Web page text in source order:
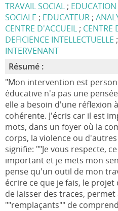
TRAVAIL SOCIAL; EDUCATION
SOCIALE ; EDUCATEUR;
CENTRE D'ACCUEIL; CENTRE
DEFICIENCE INTELLECTUELLE ;
INTERVENANT
Résumé :
"Mon intervention est
éducative n'a pas une
elle a besoin d'une réflexion
cohérente. J'écris car il est
mots, dans un foyer où la
corps, la violence ou
signifie: ""Je vous respecte,
important et je mets mon
pense qu'un outil de mon
écrire ce que je fais, le
de laisser des traces,
""remplaçants"" de